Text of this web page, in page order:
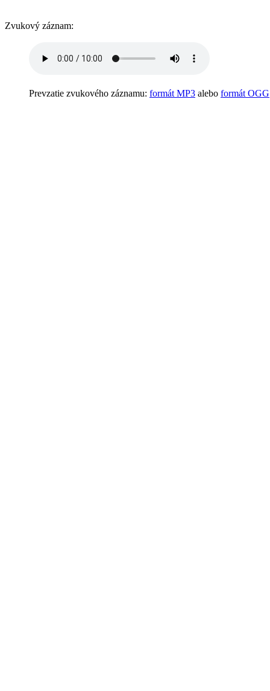
Zvukový záznam:
Prevzatie zvukového záznamu: formát MP3 alebo formát OGG